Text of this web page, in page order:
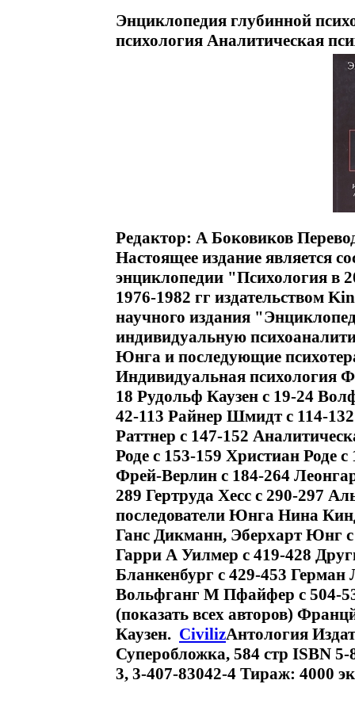
Энциклопедия глубинной
психология Аналитическая
Редактор: А Боковиков
Настоящее издание является
энциклопедии "Психология в
1976-1982 гг издательством
научного издания
индивидуальную
Юнга и последующие
Индивидуальная психология
18 Рудольф Каузен c 19-24
42-113 Райнер Шмидт c 114-
Раттнер c 147-152
Роде c 153-159 Христиан Роде
Фрей-Верлин c 184-264
289 Гертруда Хесс c 290-297
последователи Юнга Нина
Ганс Дикманн, Эберхарт Юнг
Гарри А Уилмер c 419-428
Бланкенбург c 429-453 Герман
Вольфганг М Пфайфер c 504-
(показать всех авторов)
Каузен. CivilizАнтология
Суперобложка, 584 стр ISBN
3, 3-407-83042-4 Тираж: 4000